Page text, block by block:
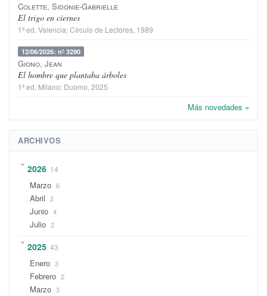
Colette, Sidonie-Gabrielle
El trigo en ciernes
1ª ed. Valencia:Círculo de Lectores , 1989
12/06/2026: nº 3290
Giono, Jean
El hombre que plantaba árboles
1ª ed. Milano: Duomo , 2025
Más novedades »
ARCHIVOS
2026 14
Marzo 6
Abril 2
Junio 4
Julio 2
2025 43
Enero 3
Febrero 2
Marzo 3